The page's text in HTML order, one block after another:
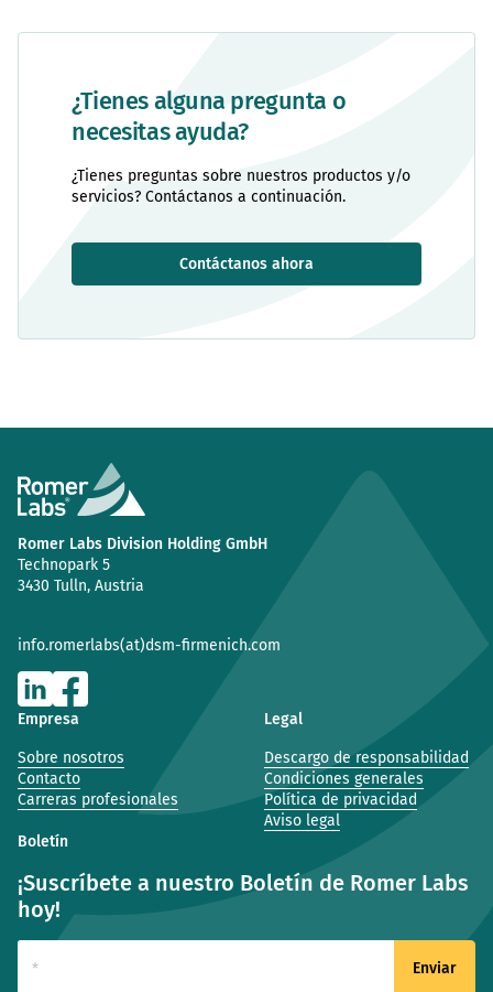
¿Tienes alguna pregunta o
necesitas ayuda?
¿Tienes preguntas sobre nuestros productos y/o
servicios? Contáctanos a continuación.
Contáctanos ahora
Romer Labs Division Holding GmbH
Technopark 5
3430 Tulln, Austria
info.romerlabs(at)dsm-firmenich.com
Empresa
Sobre nosotros
Contacto
Carreras profesionales
Legal
Descargo de responsabilidad
Condiciones generales
Política de privacidad
Aviso legal
Boletín
¡Suscríbete a nuestro Boletín de Romer Labs
hoy!